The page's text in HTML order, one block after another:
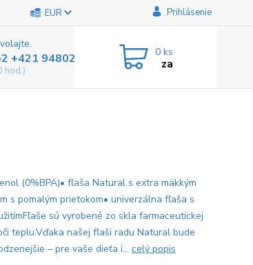
EUR Prihlásenie
+421 948025800
hod.)
0 ks
za
(0%BPA)• fľaša Natural s extra mäkkým
s pomalým prietokom• univerzálna fľaša s
sú vyrobené zo skla farmaceutickej
teplu.Vďaka našej fľaši radu Natural bude
– pre vaše dieťa i... celý popis